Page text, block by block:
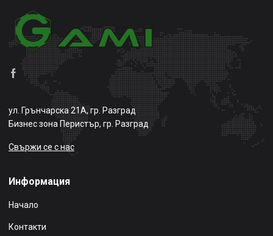
ул. Грънчарска 21А, гр. Разград
Бизнес зона Перистър, гр. Разград
Свържи се с нас
Информация
Начало
Контакти